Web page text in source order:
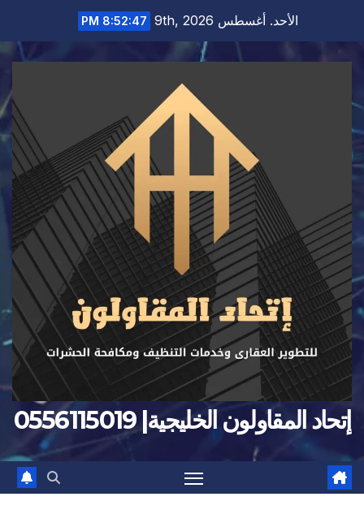
content
الأحد. أغسطس 9th, 2026 8:52:48 PM
إتحاد المقاولون الخليجية| 0556115019